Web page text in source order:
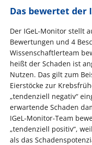
Das bewertet der
Der IGeL-Monitor stellt
Bewertungen und 4
Wissenschaftlerteam
heißt der Schaden ist
Nutzen. Das gilt zum
Eierstöcke zur
„tendenziell negativ“
erwartende Schaden
IGeL-Monitor-Team
„tendenziell positiv“,
als das